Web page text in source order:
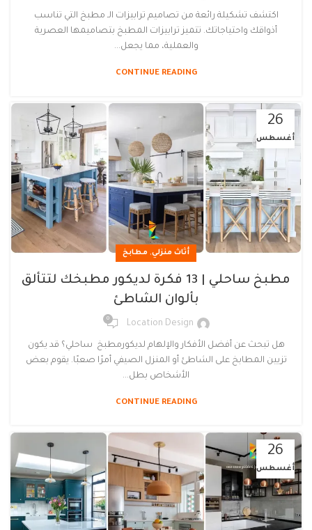
اكتشف تشكيلة رائعة من تصاميم ترابيزات الـ مطبخ التي تناسب
أذواقك واحتياجاتك. تتميز ترابيزات المطبخ بتصاميمها العصرية
والعملية، مما يجعل...
CONTINUE READING
26
أغسطس
أثاث منزلي, مطابخ
مطبخ ساحلي | 13 فكرة لديكور مطبخك لتتألق
بألوان الشاطئ
Location Design
0
هل تبحث عن أفضل الأفكار والإلهام لديكورمطبخ ساحلي؟ قد يكون
تزيين المطابخ على الشاطئ أو المنزل الصيفي أمرًا صعبًا. يقوم بعض
الأشخاص بطل...
CONTINUE READING
26
أغسطس